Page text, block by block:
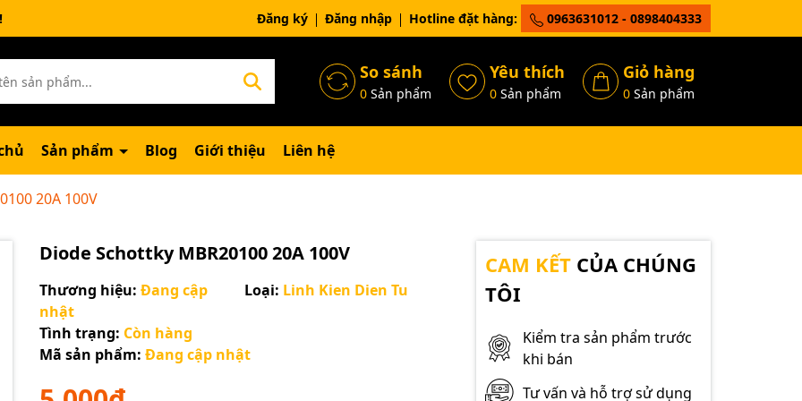
chờ đợi bạn Đăng ký Đăng nhập Hotline đặt hàng: 0963631012 - 0898404333
So sánh
0Sản phẩm
Yêu thích
0Sản phẩm
Giỏ hàng
0Sản phẩm
Sản phẩm Blog Giới thiệu Liên hệ
20A 100V
Diode Schottky MBR20100 20A 100V
Thương hiệu: Đang cập
nhật
Loại: Linh Kien Dien Tu
Tình trạng: Còn hàng
Mã sản phẩm: Đang cập nhật
CAM KẾTCỦA CHÚNG
TÔI
Kiểm tra sản phẩm trước
khi bán
Tư vấn và hỗ trợ sử dụng
Mã giảm giá:
Ngày hết hạn: